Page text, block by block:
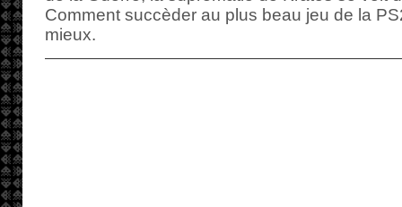
Comment succèder au plus beau jeu de la
mieux.